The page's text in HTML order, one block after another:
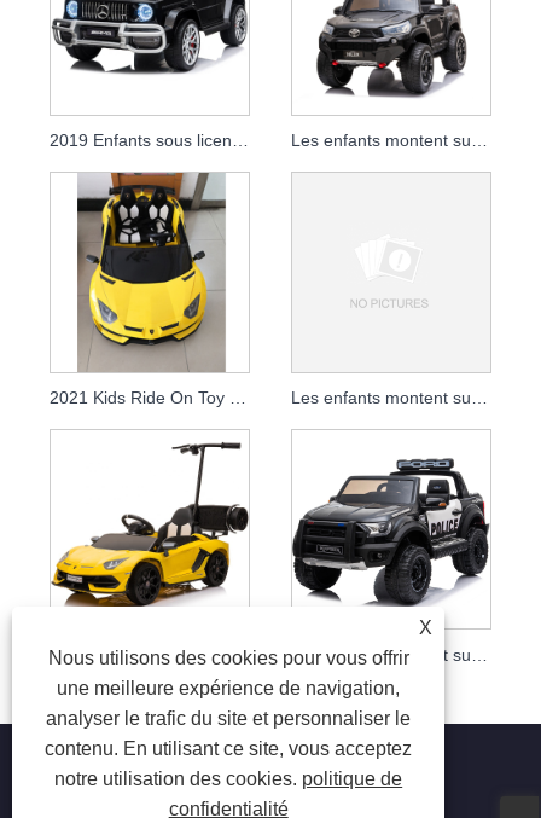
2020 offre spéciale voiture électrique pour enfants à conduire avec télécommande bébé tour sur voiture jouet
X
Nous utilisons des cookies pour vous offrir
une meilleure expérience de navigation,
analyser le trafic du site et personnaliser le
contenu. En utilisant ce site, vous acceptez
notre utilisation des cookies. politique de
confidentialité